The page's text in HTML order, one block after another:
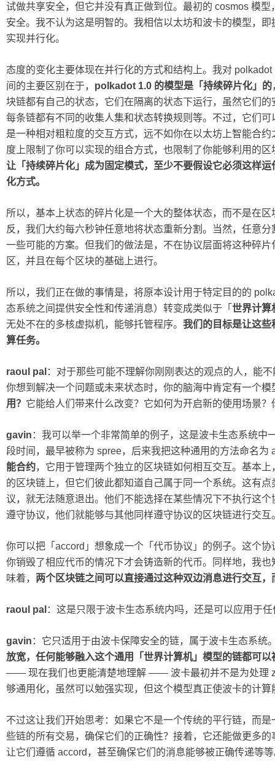
试做共享安全，但它并没有真正做到位。最初的 cosmos 模
安全。我不认为这是明智的。我相信以太坊和波卡的模型，
实现并行化。
态度的变化主要体现在并行化的方式和结构上。我对
间的主要区别在于， polkadot 1.0 的模型是「持续碎片化」的
块链都有自己的状态，它们在隔离的状态下运行，虽然它们
每条链都有不同的收集人集和状态转换规则等。不过，它们
是一种相对粗粒度的交互方式，远不如你在以太坊上智能合
度上限制了你可以实现的组合方式，也限制了你能够利用的区
让「持续碎片化」成为固定模式，至少不要假设它必须这样
化方式。
所以，基本上状态的碎片化是一个大的整体状态，而不是在
反，我们大约每六秒钟任意地将状态重新分割。当然，任意
一些可能的方案。但我们的做法是，不在协议层面将这种碎
区，并且在每个区块的基础上进行。
所以，我们正在做的事情是，将原本设计用于特定目的的
态系统之间提供安全性和传递消息）转变成类似于「 世界计算
无处不在的多核虚拟机，能够托管程序。 我们的目标是让这些
算任务。
raoul pal ：对于那些可能不理解你刚刚表达的观点的人，能
你想到解决一个问题或未来状态时，你的脑海中肯定有一个
用？ 它能给人们带来什么改变？它如何为开启新的使用场景
gavin ：我可以举一个非常简单的例子，这是波卡生态系统中
段时间，最早被称为 spree，后来我把这种通用的方法命名为
能合约，它用于管理两个独立的区块链如何相互交互。基本
的区块链上，但它们彼此都知道自己属于同一个系统。这有
议，就无法随意退出。他们不能选择在某些情况下不执行这
遵守协议，他们就能够与其他同样遵守协议的区块链进行交互
你可以把「accord」想象成一个「代币协议」的例子。这个
你销毁了相应代币的情况下才会铸造新的代币。同样地，我
味着， 两个区块链之间可以直接通过这种双边消息进行交互
raoul pal ：这是只限于波卡生态系统内吗，还是可以应用于任
gavin ：它只适用于由波卡保障安全的链，属于波卡生态系统
放宽，任何能够融入这个通用「世界计算机」模型的链都可以
—— 现在我们也更能清楚地理解 —— 波卡最初并不是为处理
够通用化，虽然可以勉强实现，但这个模型真正使波卡的计算
不过这让我们开始思考：如果它不是一个传统的平行链，而
些链的所有交易，确保它们的正确性？接着，它还能做更多
让它们遵循 accord，甚至确保它们的消息能够被正确传递等